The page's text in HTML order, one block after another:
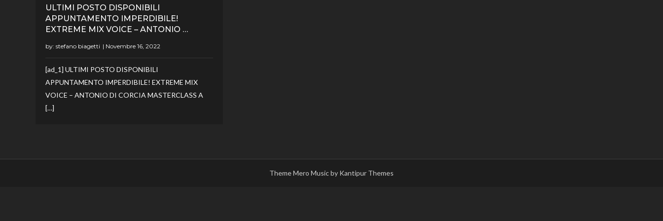
ULTIMI POSTO DISPONIBILI
APPUNTAMENTO IMPERDIBILE!
EXTREME MIX VOICE – ANTONIO …
by: stefano biagetti
[ad_1] ULTIMI POSTO DISPONIBILI
APPUNTAMENTO IMPERDIBILE! EXTREME MIX
VOICE – ANTONIO DI CORCIA MASTERCLASS A
[…]
Theme Mero Music by Kantipur Themes